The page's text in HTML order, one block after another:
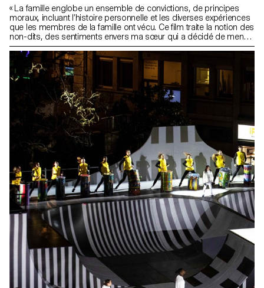
« La famille englobe un ensemble de convictions, de principes
moraux, incluant l’histoire personnelle et les diverses expériences
que les membres de la famille ont vécu. Ce film traite la notion des
non-dits, des sentiments envers ma sœur qui a décidé de mener
un nouveau choix de vie.»